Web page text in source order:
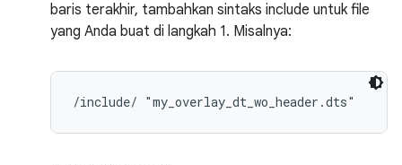
baris terakhir, tambahkan sintaks include untuk file
yang Anda buat di langkah 1. Misalnya: